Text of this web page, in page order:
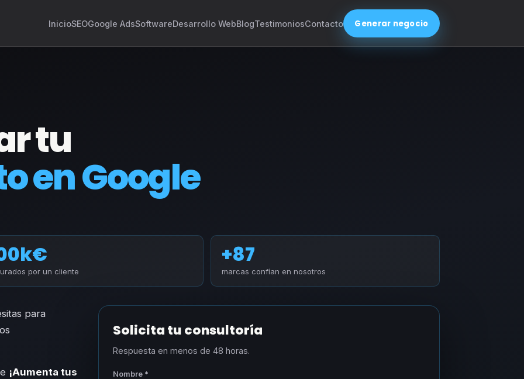
InicioSEOGoogle AdsSoftwareDesarrollo WebBlogTestimoniosContacto Generar negocio
tu
en Google
por un cliente
+87
marcas confían en nosotros
para
¡Aumenta tus
Solicita tu consultoría
Respuesta en menos de 48 horas.
Nombre *